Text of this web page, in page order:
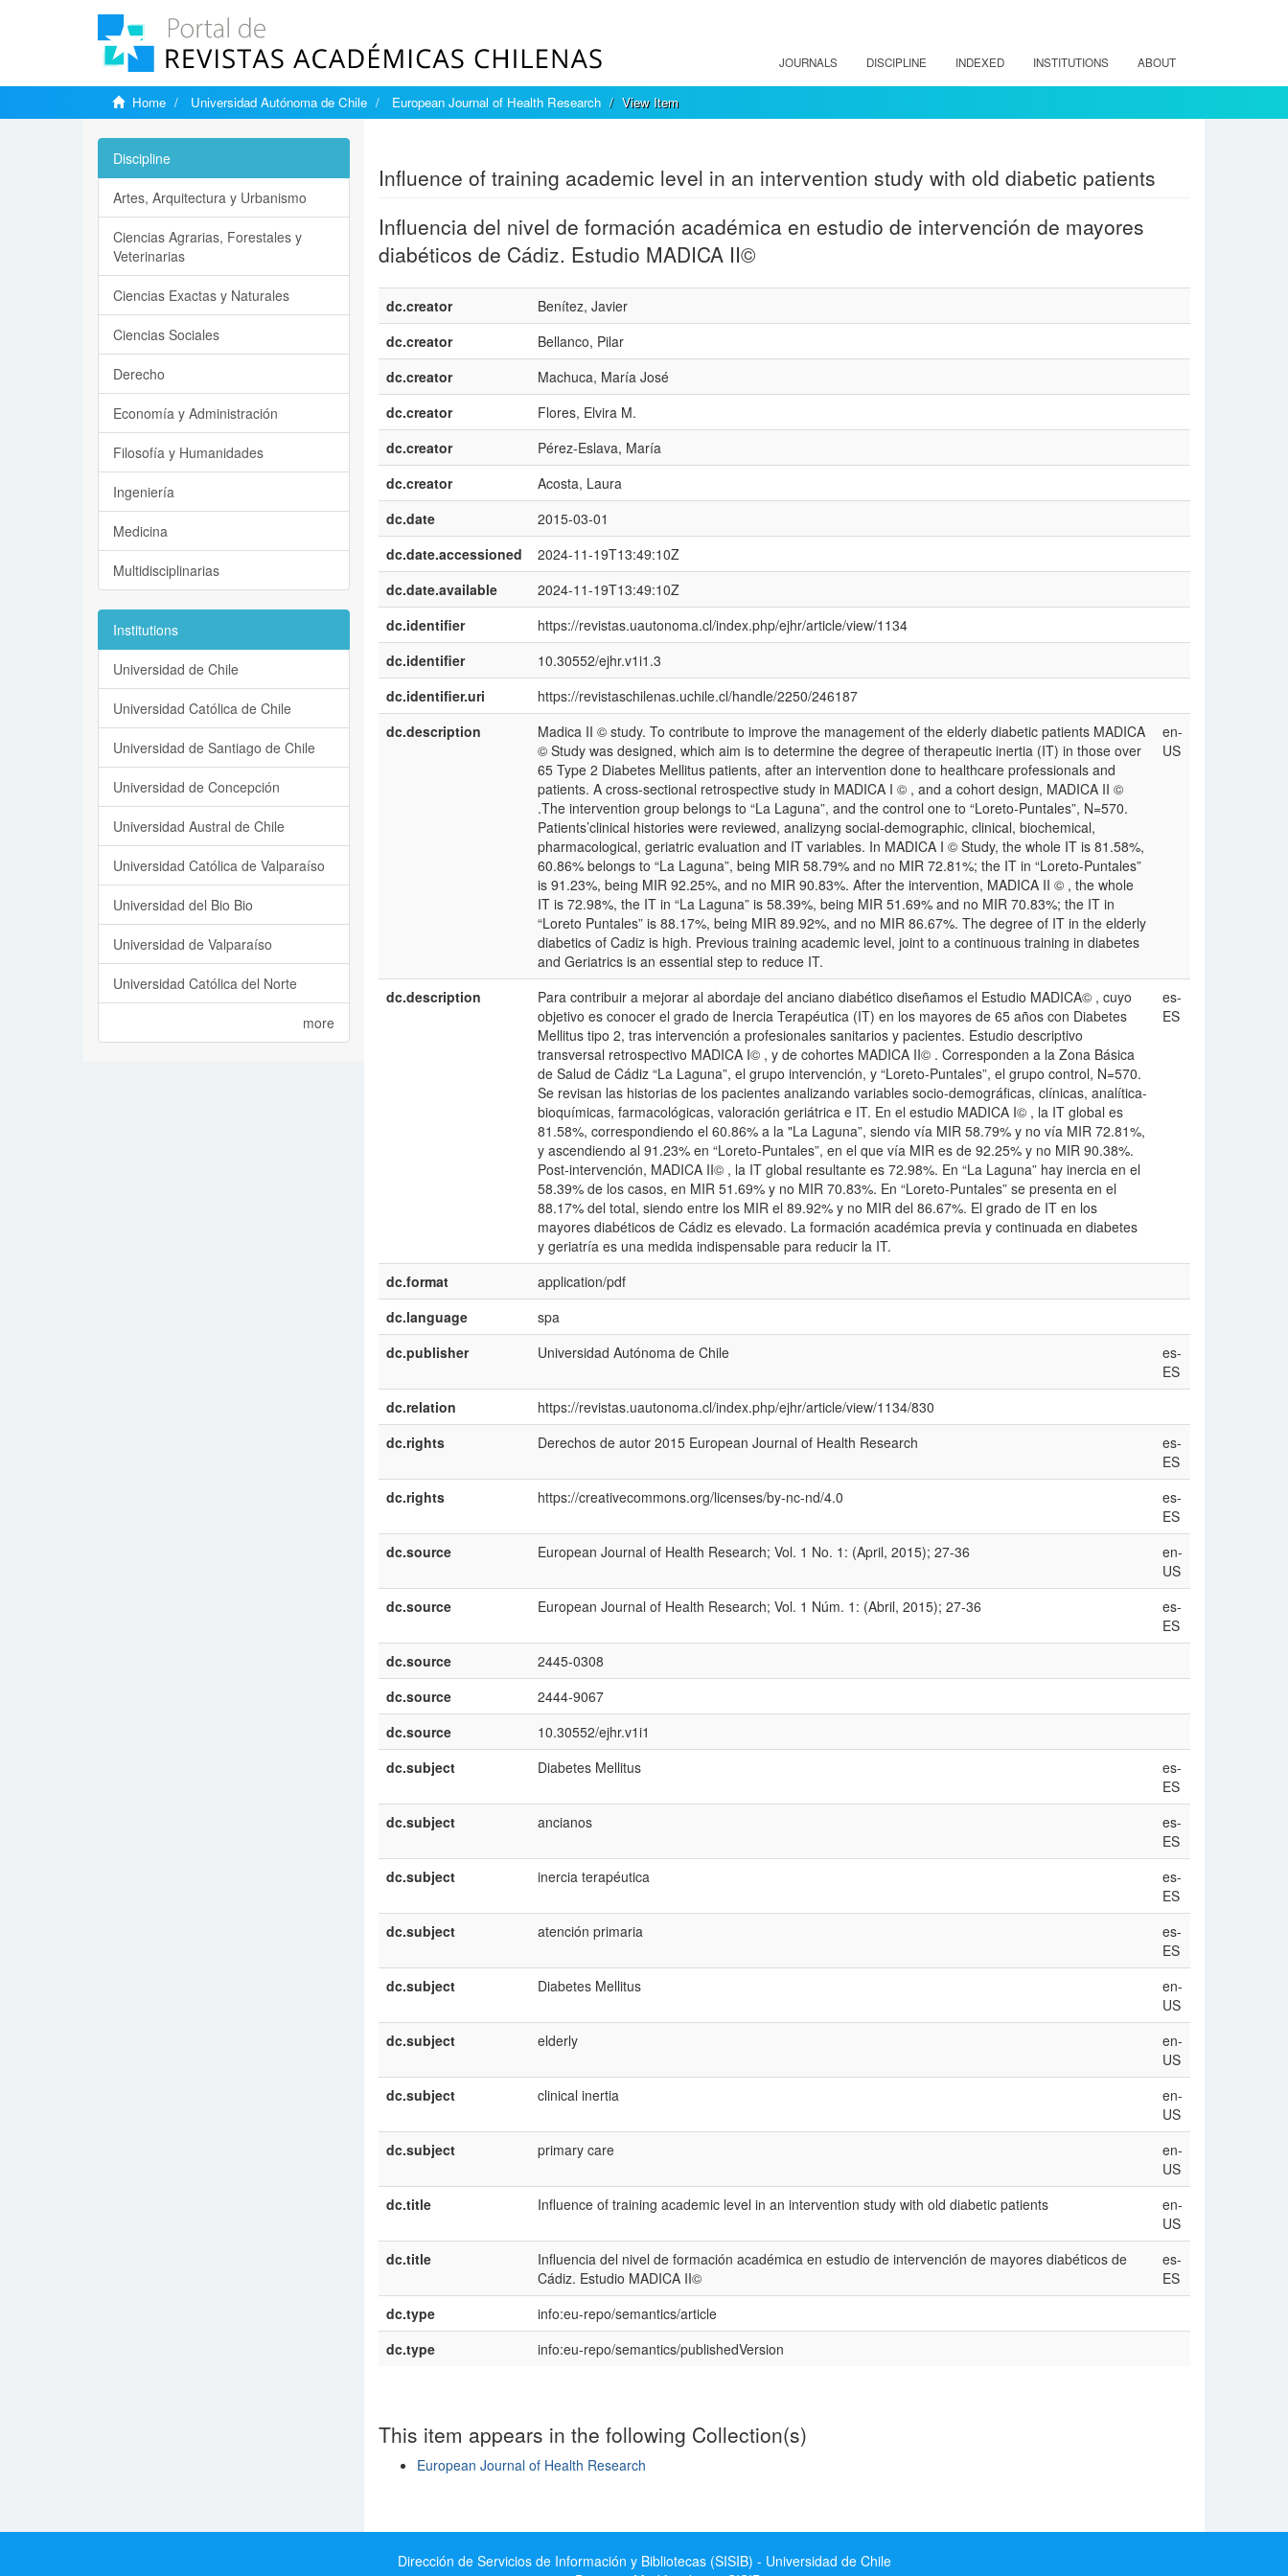
JOURNALS DISCIPLINE INDEXED INSTITUTIONS ABOUT
Home Universidad Autónoma de Chile European Journal of Health Research View Item
Influence of training academic level in an intervention study with old diabetic patients
Influencia del nivel de formación académica en estudio de intervención de mayores
diabéticos de Cádiz. Estudio MADICA II©
dc.creator
Benítez, Javier
dc.creator
Bellanco, Pilar
dc.creator
Machuca, María José
dc.creator
Flores, Elvira M.
dc.creator
Pérez-Eslava, María
dc.creator
Acosta, Laura
dc.date
2015-03-01
dc.date.accessioned
2024-11-19T13:49:10Z
dc.date.available
2024-11-19T13:49:10Z
dc.identifier
https://revistas.uautonoma.cl/index.php/ejhr/article/view/1134
dc.identifier
10.30552/ejhr.v1i1.3
dc.identifier.uri
https://revistaschilenas.uchile.cl/handle/2250/246187
dc.description
Madica II © study. To contribute to improve the management of the elderly diabetic patients MADICA
© Study was designed, which aim is to determine the degree of therapeutic inertia (IT) in those over
65 Type 2 Diabetes Mellitus patients, after an intervention done to healthcare professionals and
patients. A cross-sectional retrospective study in MADICA I © , and a cohort design, MADICA II ©
.The intervention group belongs to “La Laguna”, and the control one to “Loreto-Puntales”, N=570.
Patients’clinical histories were reviewed, analizyng social-demographic, clinical, biochemical,
pharmacological, geriatric evaluation and IT variables. In MADICA I © Study, the whole IT is 81.58%,
60.86% belongs to “La Laguna”, being MIR 58.79% and no MIR 72.81%; the IT in “Loreto-Puntales”
is 91.23%, being MIR 92.25%, and no MIR 90.83%. After the intervention, MADICA II © , the whole
IT is 72.98%, the IT in “La Laguna” is 58.39%, being MIR 51.69% and no MIR 70.83%; the IT in
“Loreto Puntales” is 88.17%, being MIR 89.92%, and no MIR 86.67%. The degree of IT in the elderly
diabetics of Cadiz is high. Previous training academic level, joint to a continuous training in diabetes
and Geriatrics is an essential step to reduce IT.
en-
US
dc.description
Para contribuir a mejorar al abordaje del anciano diabético diseñamos el Estudio MADICA© , cuyo
objetivo es conocer el grado de Inercia Terapéutica (IT) en los mayores de 65 años con Diabetes
Mellitus tipo 2, tras intervención a profesionales sanitarios y pacientes. Estudio descriptivo
transversal retrospectivo MADICA I© , y de cohortes MADICA II© . Corresponden a la Zona Básica
de Salud de Cádiz “La Laguna”, el grupo intervención, y “Loreto-Puntales”, el grupo control, N=570.
Se revisan las historias de los pacientes analizando variables socio-demográficas, clínicas, analítica-
bioquímicas, farmacológicas, valoración geriátrica e IT. En el estudio MADICA I© , la IT global es
81.58%, correspondiendo el 60.86% a la "La Laguna”, siendo vía MIR 58.79% y no vía MIR 72.81%,
y ascendiendo al 91.23% en “Loreto-Puntales”, en el que vía MIR es de 92.25% y no MIR 90.38%.
Post-intervención, MADICA II© , la IT global resultante es 72.98%. En “La Laguna” hay inercia en el
58.39% de los casos, en MIR 51.69% y no MIR 70.83%. En “Loreto-Puntales” se presenta en el
88.17% del total, siendo entre los MIR el 89.92% y no MIR del 86.67%. El grado de IT en los
mayores diabéticos de Cádiz es elevado. La formación académica previa y continuada en diabetes
y geriatría es una medida indispensable para reducir la IT.
es-
ES
dc.format
application/pdf
dc.language
spa
dc.publisher
Universidad Autónoma de Chile
es-
ES
dc.relation
https://revistas.uautonoma.cl/index.php/ejhr/article/view/1134/830
dc.rights
Derechos de autor 2015 European Journal of Health Research
es-
ES
dc.rights
https://creativecommons.org/licenses/by-nc-nd/4.0
es-
ES
dc.source
European Journal of Health Research; Vol. 1 No. 1: (April, 2015); 27-36
en-
US
dc.source
European Journal of Health Research; Vol. 1 Núm. 1: (Abril, 2015); 27-36
es-
ES
dc.source
2445-0308
dc.source
2444-9067
dc.source
10.30552/ejhr.v1i1
dc.subject
Diabetes Mellitus
es-
ES
dc.subject
ancianos
es-
ES
dc.subject
inercia terapéutica
es-
ES
dc.subject
atención primaria
es-
ES
dc.subject
Diabetes Mellitus
en-
US
dc.subject
elderly
en-
US
dc.subject
clinical inertia
en-
US
dc.subject
primary care
en-
US
dc.title
Influence of training academic level in an intervention study with old diabetic patients
en-
US
dc.title
Influencia del nivel de formación académica en estudio de intervención de mayores diabéticos de
Cádiz. Estudio MADICA II©
es-
ES
dc.type
info:eu-repo/semantics/article
dc.type
info:eu-repo/semantics/publishedVersion
This item appears in the following Collection(s)
European Journal of Health Research
Discipline
Artes, Arquitectura y Urbanismo
Ciencias Agrarias, Forestales y
Veterinarias
Ciencias Exactas y Naturales
Ciencias Sociales
Derecho
Economía y Administración
Filosofía y Humanidades
Ingeniería
Medicina
Multidisciplinarias
Institutions
Universidad de Chile
Universidad Católica de Chile
Universidad de Santiago de Chile
Universidad de Concepción
Universidad Austral de Chile
Universidad Católica de Valparaíso
Universidad del Bio Bio
Universidad de Valparaíso
Universidad Católica del Norte
more
Dirección de Servicios de Información y Bibliotecas (SISIB) - Universidad de Chile